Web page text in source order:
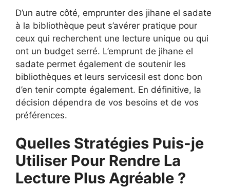
D’un autre côté, emprunter des jihane el sadate
à la bibliothèque peut s’avérer pratique pour
ceux qui recherchent une lecture unique ou qui
ont un budget serré. L’emprunt de jihane el
sadate permet également de soutenir les
bibliothèques et leurs servicesil est donc bon
d’en tenir compte également. En définitive, la
décision dépendra de vos besoins et de vos
préférences.
Quelles Stratégies Puis-je
Utiliser Pour Rendre La
Lecture Plus Agréable ?